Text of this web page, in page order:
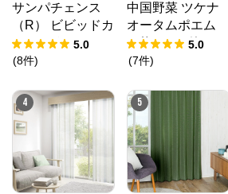
サンパチェンス
（R） ビビッドカ
ラー 3種セット 4
月6日～10日発送
株）1組
5.0
(8件)
中国野菜 ツケナ
オータムポエム
（約19000粒） 1
dL 袋
5.0
(7件)
4 5